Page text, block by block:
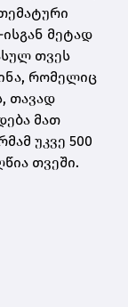
მეტად
თვეს
რომელიც
თავად
მათ
უკვე 500
თვეში.